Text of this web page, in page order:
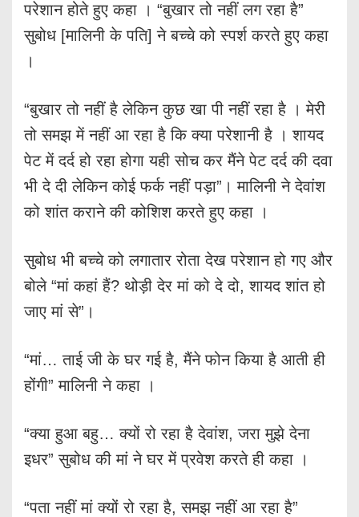
परेशान होते हुए कहा । “बुखार तो नहीं लग रहा है”
सुबोध [मालिनी के पति] ने बच्चे को स्पर्श करते हुए कहा
।
“बुखार तो नहीं है लेकिन कुछ खा पी नहीं रहा है । मेरी
तो समझ में नहीं आ रहा है कि क्या परेशानी है । शायद
पेट में दर्द हो रहा होगा यही सोच कर मैंने पेट दर्द की दवा
भी दे दी लेकिन कोई फर्क नहीं पड़ा”। मालिनी ने देवांश
को शांत कराने की कोशिश करते हुए कहा ।
सुबोध भी बच्चे को लगातार रोता देख परेशान हो गए और
बोले “मां कहां हैं? थोड़ी देर मां को दे दो, शायद शांत हो
जाए मां से”।
“मां… ताई जी के घर गई है, मैंने फोन किया है आती ही
होंगी” मालिनी ने कहा ।
“क्या हुआ बहु… क्यों रो रहा है देवांश, जरा मुझे देना
इधर” सुबोध की मां ने घर में प्रवेश करते ही कहा ।
“पता नहीं मां क्यों रो रहा है, समझ नहीं आ रहा है”